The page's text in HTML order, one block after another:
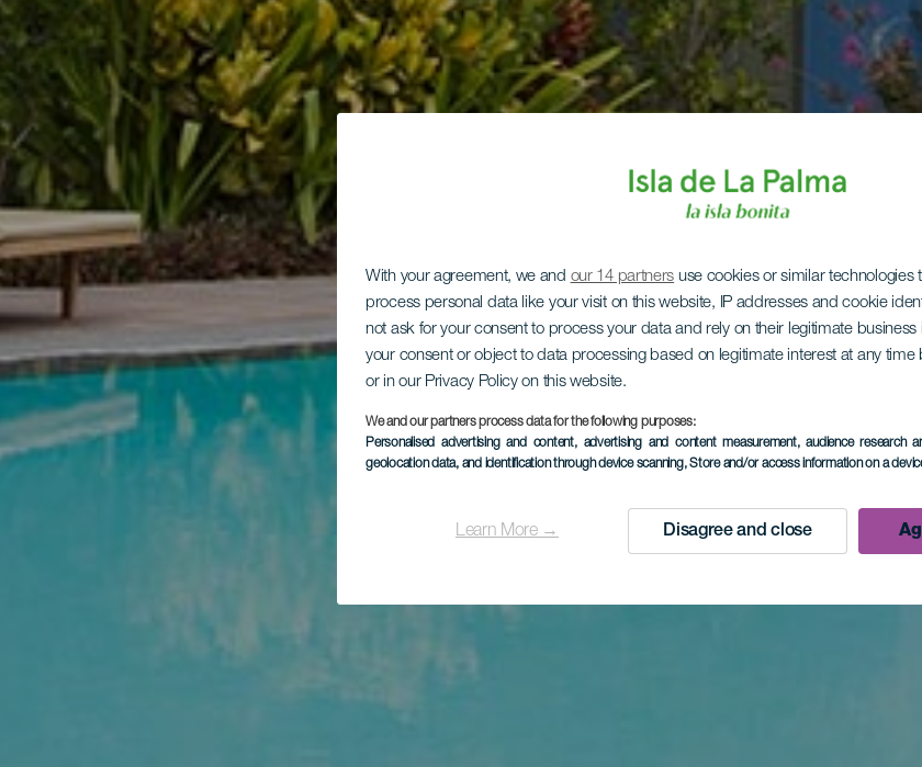
With your agreement, we and our 14 partners use cookies or similar technologies
process personal data like your visit on this website, IP addresses and cookie
not ask for your consent to process your data and rely on their legitimate
your consent or object to data processing based on legitimate interest at any time
or in our Privacy Policy on this website.
We and our partners process data for the following purposes:
Personalised advertising and content, advertising and content measurement, audience research
geolocation data, and identification through device scanning, Store and/or access information on a
Learn More → Disagree and close